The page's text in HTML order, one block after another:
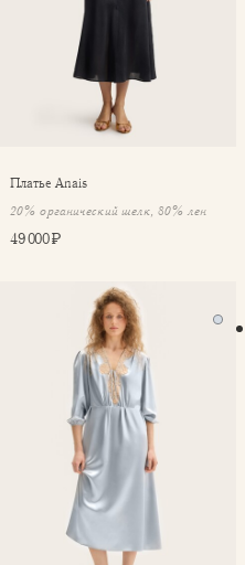
Платье Anais
20% органический шелк, 80% лен
49 000 ₽
Платье с кружевом Lina